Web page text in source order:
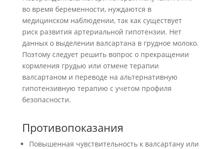
во время беременности, нуждаются в
медицинском наблюдении, так как существует
риск развития артериальной гипотензии. Нет
данных о выделении валсартана в грудное молоко.
Поэтому следует решить вопрос о прекращении
кормления грудью или отмене терапии
валсартаном и переводе на альтернативную
гипотензивную терапию с учетом профиля
безопасности.
Противопоказания
Повышенная чувствительность к валсартану или